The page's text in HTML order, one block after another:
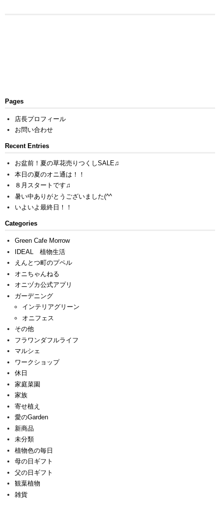
Pages
店長プロフィール
お問い合わせ
Recent Entries
お盆前！夏の草花売りつくしSALE♫
本日の夏のオニ通は！！
８月スタートです♫
暑い中ありがとうございました(^^ゞ
いよいよ最終日！！
Categories
Green Cafe Morrow
IDEAL 植物生活
えんとつ町のプペル
オニちゃんねる
オニヅカ公式アプリ
ガーデニング
インテリアグリーン
オニフェス
その他
フラワンダフルライフ
マルシェ
ワークショップ
休日
家庭菜園
家族
寄せ植え
愛のGarden
新商品
未分類
植物色の毎日
母の日ギフト
父の日ギフト
観葉植物
雑貨